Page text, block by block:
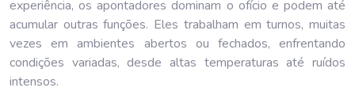
experiência, os apontadores dominam o ofício e podem até
acumular outras funções. Eles trabalham em turnos, muitas
vezes em ambientes abertos ou fechados, enfrentando
condições variadas, desde altas temperaturas até ruídos
intensos.